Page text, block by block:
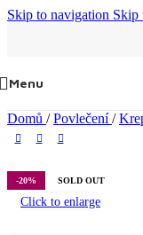
Skip to navigation Skip
Menu
Domů / Povlečení/
-20% SOLD OUT
Click to enlarge